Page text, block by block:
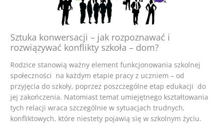
Sztuka konwersacji – jak rozpoznawać i
rozwiązywać konflikty szkoła – dom?
Rodzice stanowią ważny element funkcjonowania szkolnej
społeczności na każdym etapie pracy z uczniem – od
przyjęcia do szkoły, poprzez poszczególne etap edukacji do
jej zakończenia. Natomiast temat umiejętnego kształtowania
tych relacji wraca szczególnie w sytuacjach trudnych,
konfliktowych, które niestety pojawią się w szkolnym życiu.